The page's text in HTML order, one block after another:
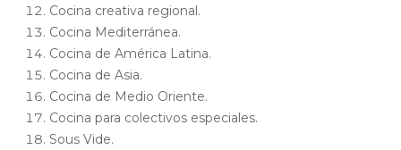
Cocina creativa regional.
Cocina Mediterránea.
Cocina de América Latina.
Cocina de Asia.
Cocina de Medio Oriente.
Cocina para colectivos especiales.
Sous Vide.